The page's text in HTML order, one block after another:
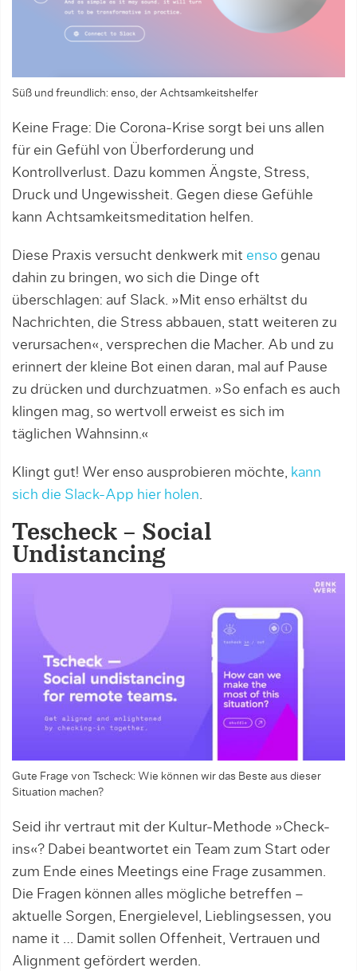
Süß und freundlich: enso, der Achtsamkeitshelfer
Keine Frage: Die Corona-Krise sorgt bei uns allen
für ein Gefühl von Überforderung und
Kontrollverlust. Dazu kommen Ängste, Stress,
Druck und Ungewissheit. Gegen diese Gefühle
kann Achtsamkeitsmeditation helfen.
Diese Praxis versucht denkwerk mit enso genau
dahin zu bringen, wo sich die Dinge oft
überschlagen: auf Slack. »Mit enso erhältst du
Nachrichten, die Stress abbauen, statt weiteren zu
verursachen«, versprechen die Macher. Ab und zu
erinnert der kleine Bot einen daran, mal auf Pause
zu drücken und durchzuatmen. »So enfach es auch
klingen mag, so wertvoll erweist es sich im
täglichen Wahnsinn.«
Klingt gut! Wer enso ausprobieren möchte, kann
sich die Slack-App hier holen.
Tescheck – Social
Undistancing
Gute Frage von Tscheck: Wie können wir das Beste aus dieser
Situation machen?
Seid ihr vertraut mit der Kultur-Methode »Check-
ins«? Dabei beantwortet ein Team zum Start oder
zum Ende eines Meetings eine Frage zusammen.
Die Fragen können alles mögliche betreffen –
aktuelle Sorgen, Energielevel, Lieblingsessen, you
name it … Damit sollen Offenheit, Vertrauen und
Alignment gefördert werden.